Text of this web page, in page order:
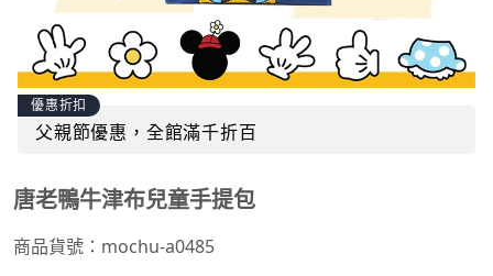
優惠折扣
父親節優惠，全館滿千折百
唐老鴨牛津布兒童手提包
商品貨號：mochu-a0485